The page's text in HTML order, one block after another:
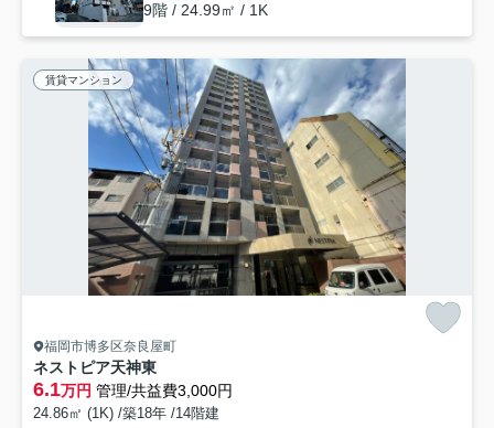
9階 / 24.99㎡ / 1K
賃貸マンション
福岡市博多区奈良屋町
ネストピア天神東
6.1万円 管理/共益費3,000円
24.86㎡ (1K) /築18年 /14階建